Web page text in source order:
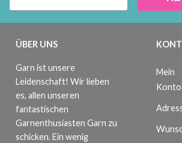
ÜBER UNS
Garn ist unsere
Leidenschaft! Wir lieben
es, allen unseren
fantastischen
Garnenthusiasten Garn zu
schicken. Ein wenig
Mein
Konto